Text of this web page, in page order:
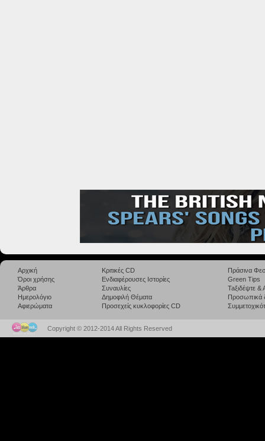
Αρχική
Όροι χρήσης
Άρθρα
Ημερολόγιο
Αφιερώματα
Κριτικές CD
Ενδιαφέρουσες Ιστορίες
Συναυλίες
Δημοφιλή Θέματα
Προσεχείς κυκλοφορίες CD
Πράσινα
Green Tips
Taξιδέψτε
Προσωπικά
Copyright © 2012-2014 All Rights Reserved